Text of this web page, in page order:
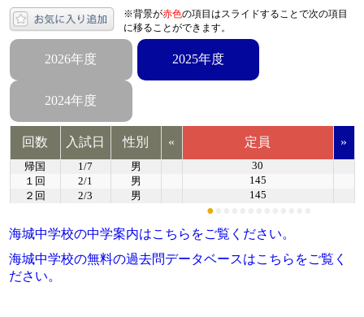
※背景が赤色の項目はスライドすることで次の項目
に移ることができます。
2026年度 2025年度
2024年度
回数 入試日 性別 « 定員 »
帰国 1/7 男
30
１回
2/1 男
145
２回
2/3 男 145
●
海城中学校の中学案内はこちらをご覧ください。
海城中学校の無料の過去問データベースはこちらをご覧く
ださい。